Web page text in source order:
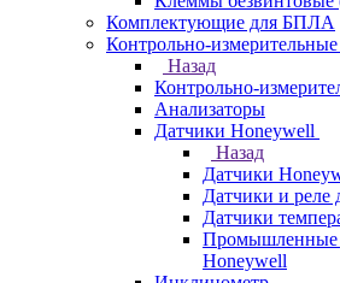
Комплектующие для БПЛА
Контрольно-
Назад
Контрольно-
Анализаторы
Датчики Honeywell
Назад
Датчики
Датчики и реле
Датчики
Промышленные
Honeywell